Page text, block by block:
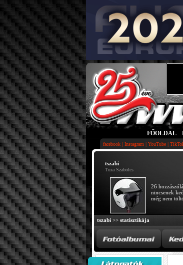
FŐOLDAL
facebook | Instagram | YouTube |
tszabi
Tuza Szabolcs
26
nincsenek
még nem
tszabi >> statisztikája